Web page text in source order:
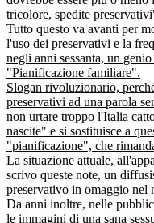
tricolore, spedite
Tutto questo va avanti per
l'uso dei preservativi e la
negli anni sessanta, un
"Pianificazione familiare".
Slogan rivoluzionario,
preservativi ad una parola
non urtare troppo l'Italia
nascite" e si sostituisce a
"pianificazione", che
La situazione attuale,
scrivo queste note, un
preservativo in omaggio nel
Da anni inoltre, nelle
le immagini di una sana